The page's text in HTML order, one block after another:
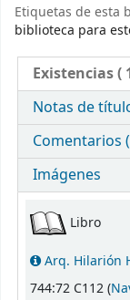
Etiquetas de esta
biblioteca para
Existencias(
Notas de
Comentarios
Imágenes
Existencias
Libro
Arq. Hilarión
744:72 C112 (